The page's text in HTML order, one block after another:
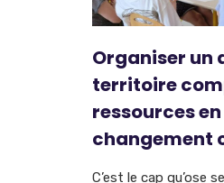
Organiser un
territoire
ressources
changement
C’est le cap qu’ose